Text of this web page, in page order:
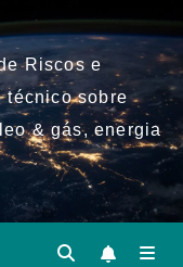
Riscos e
técnico sobre
& gás, energia